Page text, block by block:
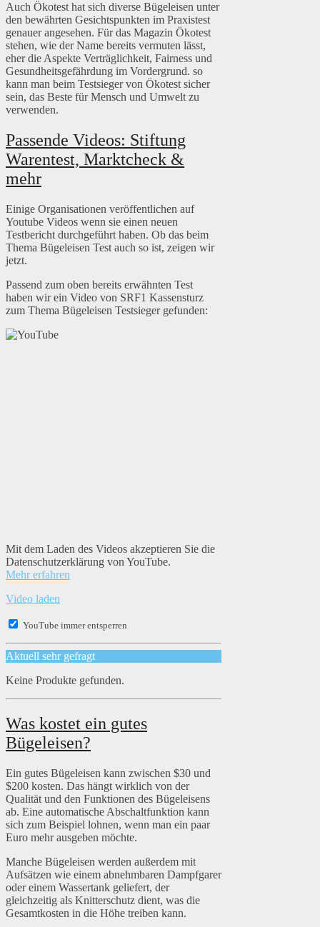
Auch Ökotest hat sich diverse Bügeleisen unter
den bewährten Gesichtspunkten im Praxistest
genauer angesehen. Für das Magazin Ökotest
stehen, wie der Name bereits vermuten lässt,
eher die Aspekte Verträglichkeit, Fairness und
Gesundheitsgefährdung im Vordergrund. so
kann man beim Testsieger von Ökotest sicher
sein, das Beste für Mensch und Umwelt zu
verwenden.
Passende Videos: Stiftung
Warentest, Marktcheck &
mehr
Einige Organisationen veröffentlichen auf
Youtube Videos wenn sie einen neuen
Testbericht durchgeführt haben. Ob das beim
Thema Bügeleisen Test auch so ist, zeigen wir
jetzt.
Passend zum oben bereits erwähnten Test
haben wir ein Video von SRF1 Kassensturz
zum Thema Bügeleisen Testsieger gefunden:
Mit dem Laden des Videos akzeptieren Sie die
Datenschutzerklärung von YouTube.
Mehr erfahren
Video laden
YouTube immer entsperren
Aktuell sehr gefragt
Keine Produkte gefunden.
Was kostet ein gutes
Bügeleisen?
Ein gutes Bügeleisen kann zwischen $30 und
$200 kosten. Das hängt wirklich von der
Qualität und den Funktionen des Bügeleisens
ab. Eine automatische Abschaltfunktion kann
sich zum Beispiel lohnen, wenn man ein paar
Euro mehr ausgeben möchte.
Manche Bügeleisen werden außerdem mit
Aufsätzen wie einem abnehmbaren Dampfgarer
oder einem Wassertank geliefert, der
gleichzeitig als Knitterschutz dient, was die
Gesamtkosten in die Höhe treiben kann.